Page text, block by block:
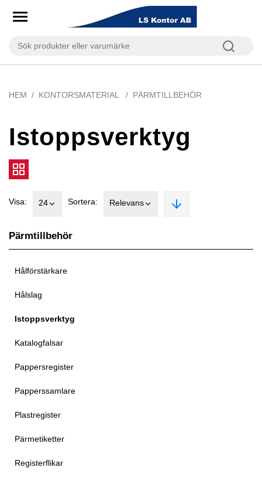
Pärmtillbehör
Hålförstärkare
Hålslag
Istoppsverktyg
Katalogfalsar
Pappersregister
Papperssamlare
Plastregister
Pärmetiketter
Registerflikar
HEM KONTORSMATERIAL PÄRMTILLBEHÖR
Istoppsverktyg
Visa: 24 Sortera: Relevans